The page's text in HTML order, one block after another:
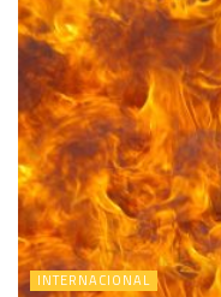
INTERNACIONAL